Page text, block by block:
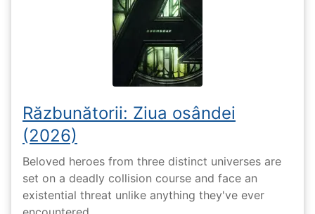
Răzbunătorii: Ziua osândei
(2026)
Beloved heroes from three distinct universes are
set on a deadly collision course and face an
existential threat unlike anything they've ever